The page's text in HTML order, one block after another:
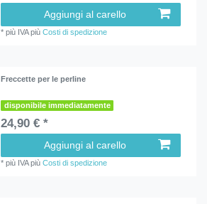
Aggiungi al carello
*più IVApiùCosti di spedizione
Freccette per le perline
disponibile immediatamente
24,90 € *
Aggiungi al carello
*più IVApiùCosti di spedizione